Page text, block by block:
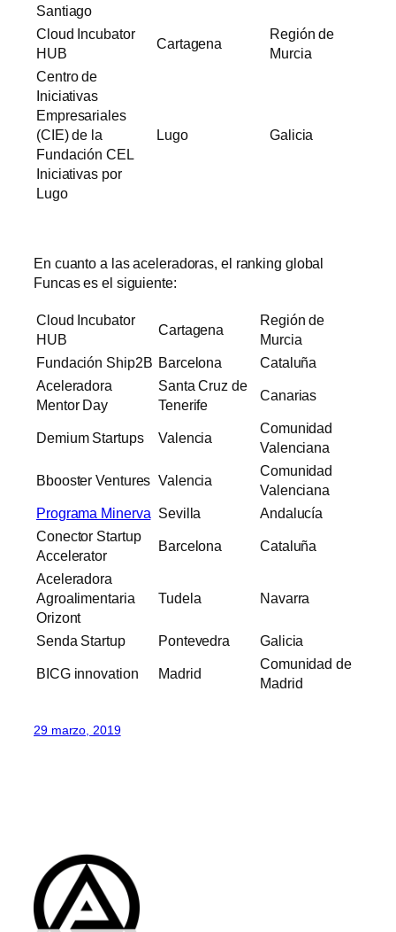
Santiago
Cloud Incubator
HUB
Cartagena
Región de
Murcia
Centro de
Iniciativas
Empresariales
(CIE) de la
Fundación CEL
Iniciativas por
Lugo
Lugo Galicia
En cuanto a las aceleradoras, el ranking global
Funcas es el siguiente:
Cloud Incubator
HUB
Cartagena
Región de
Murcia
Fundación Ship2B Barcelona
Cataluña
Aceleradora
Mentor Day
Santa Cruz de
Tenerife
Canarias
Demium Startups Valencia
Comunidad
Valenciana
Bbooster Ventures Valencia
Comunidad
Valenciana
Programa Minerva Sevilla
Andalucía
Conector Startup
Accelerator
Barcelona Cataluña
Aceleradora
Agroalimentaria
Orizont
Tudela Navarra
Senda Startup Pontevedra Galicia
BICG innovation Madrid
Comunidad de
Madrid
29 marzo, 2019